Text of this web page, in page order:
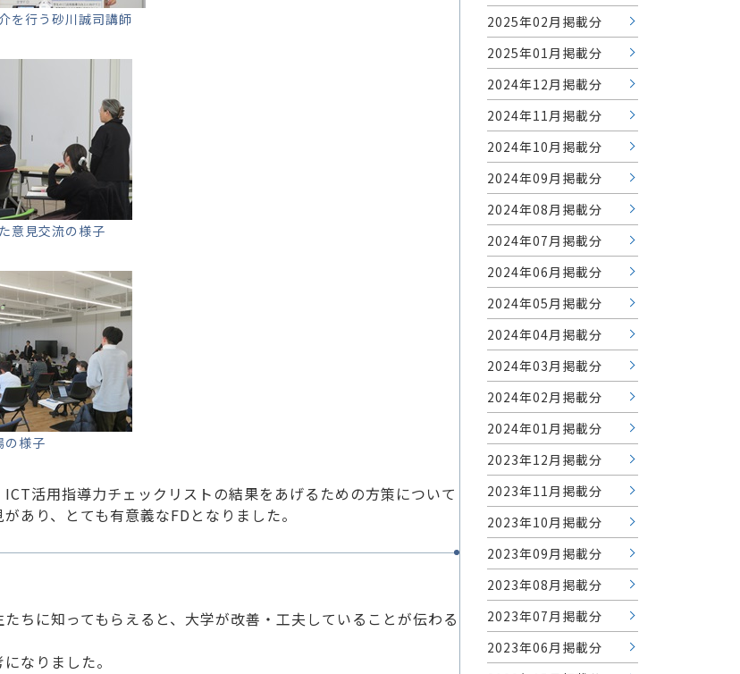
を行う砂川誠司講師
意見交流の様子
の様子
活用指導力チェックリストの結果をあげるための方策について
あり、とても有意義なFDとなりました。
ちに知ってもらえると、大学が改善・工夫していることが伝わる
なりました。
2025年02月掲載分
2025年01月掲載分
2024年12月掲載分
2024年11月掲載分
2024年10月掲載分
2024年09月掲載分
2024年08月掲載分
2024年07月掲載分
2024年06月掲載分
2024年05月掲載分
2024年04月掲載分
2024年03月掲載分
2024年02月掲載分
2024年01月掲載分
2023年12月掲載分
2023年11月掲載分
2023年10月掲載分
2023年09月掲載分
2023年08月掲載分
2023年07月掲載分
2023年06月掲載分